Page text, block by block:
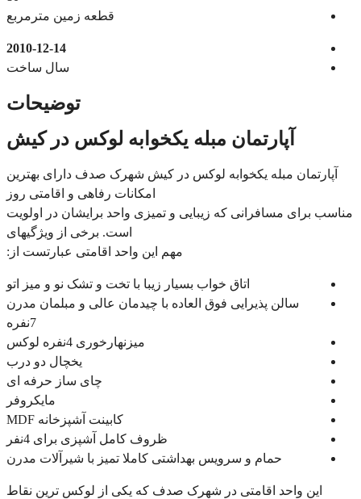
قطعه زمین مترمربع
2010-12-14
سال ساخت
توضیحات
آپارتمان مبله یکخوابه لوکس در کیش
آپارتمان مبله یکخوابه لوکس در کیش شهرک صدف دارای بهترین
امکانات رفاهی و اقامتی روز
مناسب برای مسافرانی که زیبایی و تمیزی واحد برایشان در اولویت
است. برخی از ویژگیهای
مهم این واحد اقامتی عبارتست از:
اتاق خواب بسیار زیبا با تخت و تشک نو و میز اتو
سالن پذیرایی فوق العاده با چیدمان عالی و مبلمان مدرن
7نفره
میزنهارخوری 4نفره لوکس
یخچال دو درب
چای ساز حرفه ای
مایکروفر
کابینت آشپزخانه MDF
ظروف کامل آشپزی برای 4نفر
حمام و سرویس بهداشتی کاملا تمیز با شیرآلات مدرن
این واحد اقامتی در شهرک صدف که یکی از لوکس ترین نقاط